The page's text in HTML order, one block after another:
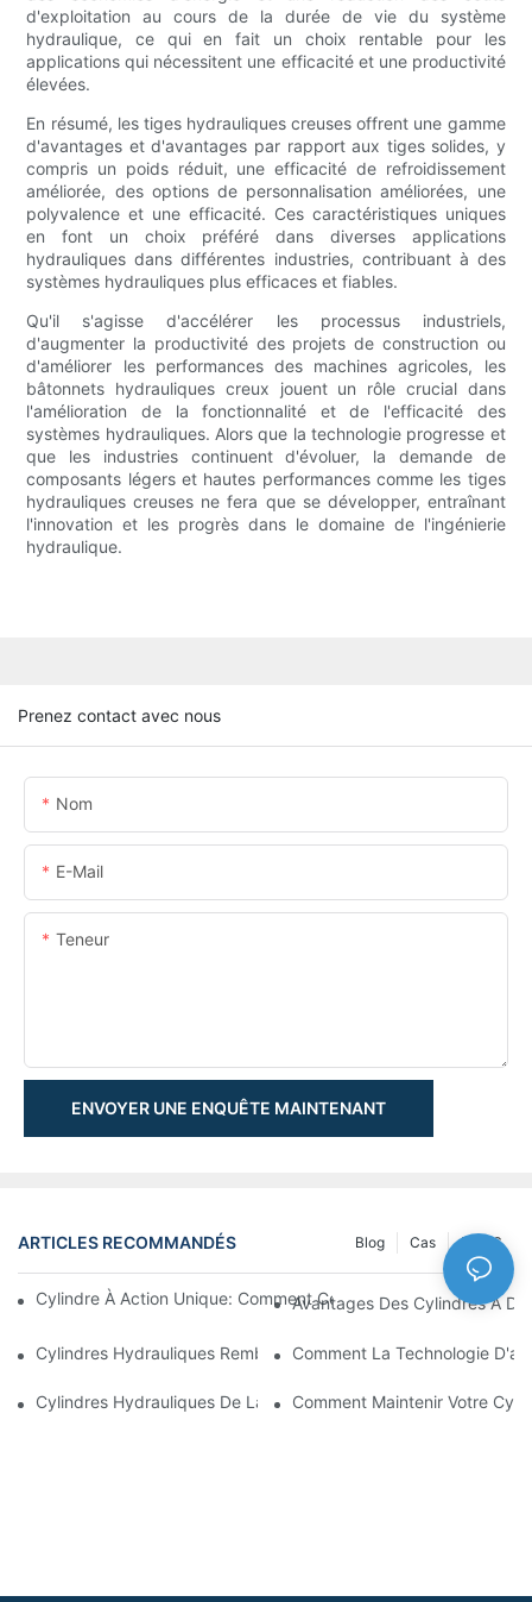
d'exploitation au cours de la durée de vie du système
hydraulique, ce qui en fait un choix rentable pour les
applications qui nécessitent une efficacité et une productivité
élevées.
En résumé, les tiges hydrauliques creuses offrent une gamme
d'avantages et d'avantages par rapport aux tiges solides, y
compris un poids réduit, une efficacité de refroidissement
améliorée, des options de personnalisation améliorées, une
polyvalence et une efficacité. Ces caractéristiques uniques
en font un choix préféré dans diverses applications
hydrauliques dans différentes industries, contribuant à des
systèmes hydrauliques plus efficaces et fiables.
Qu'il s'agisse d'accélérer les processus industriels,
d'augmenter la productivité des projets de construction ou
d'améliorer les performances des machines agricoles, les
bâtonnets hydrauliques creux jouent un rôle crucial dans
l'amélioration de la fonctionnalité et de l'efficacité des
systèmes hydrauliques. Alors que la technologie progresse et
que les industries continuent d'évoluer, la demande de
composants légers et hautes performances comme les tiges
hydrauliques creuses ne fera que se développer, entraînant
l'innovation et les progrès dans le domaine de l'ingénierie
hydraulique.
Prenez contact avec nous
Nom
E-Mail
Teneur
ENVOYER UNE ENQUÊTE MAINTENANT
ARTICLES RECOMMANDÉS NEWS
Cas
Blog
Cylindre À Action Unique: Comment Cela Fonctionne &
Avantages Des Cylindres À
Cylindres Hydrauliques Rembourrés: Réduction De L'impact &
Comment La Technologie
Cylindres Hydrauliques De La Charrue De Neige:
Comment Maintenir Votre